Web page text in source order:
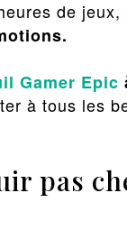
de jeux,
Gamer Epic
à tous les
pas